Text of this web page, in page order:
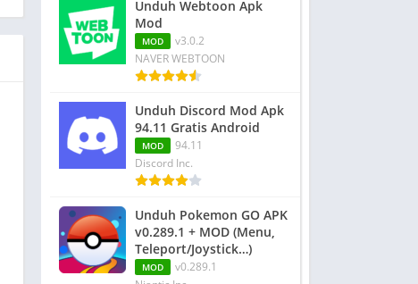
Unduh Webtoon Apk
Mod
MOD
v3.0.2
NAVER WEBTOON
Unduh Discord Mod Apk
94.11 Gratis Android
MOD
94.11
Discord Inc.
Unduh Pokemon GO APK
v0.289.1 + MOD (Menu,
Teleport/Joystick…)
MOD
v0.289.1